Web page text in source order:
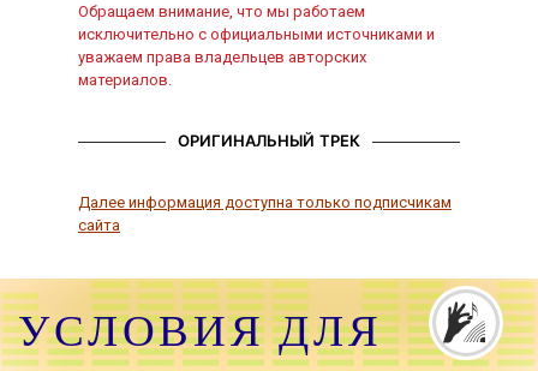
Обращаем внимание, что мы работаем
исключительно с официальными источниками и
уважаем права владельцев авторских
материалов.
ОРИГИНАЛЬНЫЙ ТРЕК
Далее информация доступна только подписчикам
сайта
УСЛОВИЯ ДЛЯ